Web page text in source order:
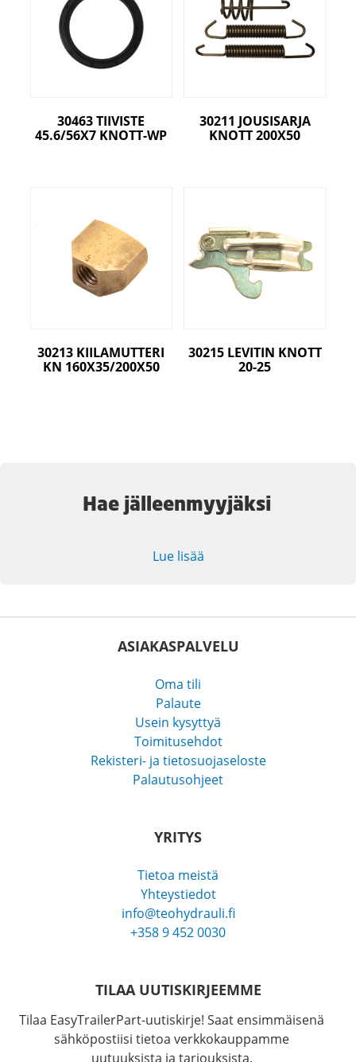
30463 TIIVISTE
45.6/56X7 KNOTT-WP
30211 JOUSISARJA
KNOTT 200X50
30213 KIILAMUTTERI
KN 160X35/200X50
30215 LEVITIN KNOTT
20-25
Hae jälleenmyyjäksi
Lue lisää
ASIAKASPALVELU
Oma tili
Palaute
Usein kysyttyä
Toimitusehdot
Rekisteri- ja tietosuojaseloste
Palautusohjeet
YRITYS
Tietoa meistä
Yhteystiedot
info@teohydrauli.fi
+358 9 452 0030
TILAA UUTISKIRJEEMME
Tilaa EasyTrailerPart-uutiskirje! Saat ensimmäisenä
sähköpostiisi tietoa verkkokauppamme
uutuuksista ja tarjouksista.